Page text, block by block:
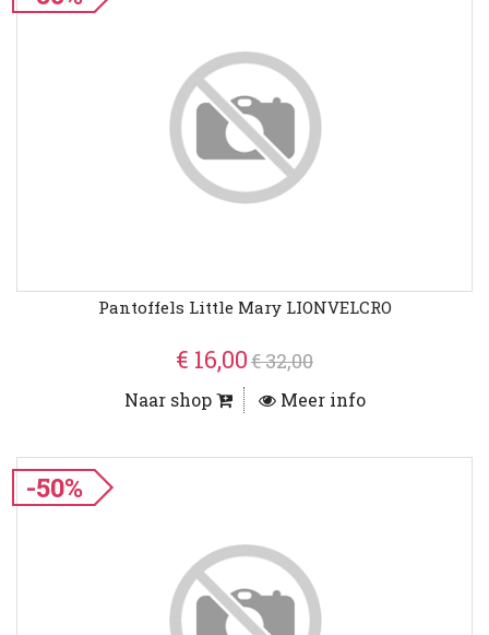
Pantoffels Little Mary LIONVELCRO
€ 16,00€ 32,00
Naar shop Meer info
-50%